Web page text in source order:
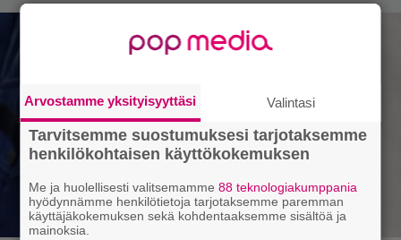
Arvostamme yksityisyyttäsi Valintasi
Tarvitsemme suostumuksesi tarjotaksemme
henkilökohtaisen käyttökokemuksen
Me ja huolellisesti valitsemamme88 teknologiakumppania
hyödynnämme henkilötietoja tarjotaksemme paremman
käyttäjäkokemuksen sekä kohdentaaksemme sisältöä ja
mainoksia.